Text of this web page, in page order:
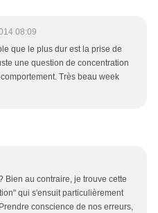
08:09
que le plus dur est la prise de
une question de concentration
Très beau week
Bien au contraire, je trouve cette
qui s'ensuit particulièrement
conscience de nos erreurs,